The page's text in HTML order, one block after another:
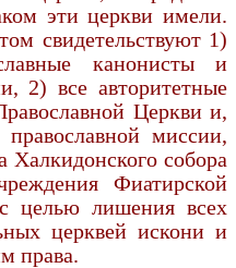
эти церкви имели.
свидетельствуют 1)
канонисты и
2) все авторитетные
Церкви и,
миссии,
Халкидонского собора
Фиатирской
целью лишения всех
церквей искони и
права.